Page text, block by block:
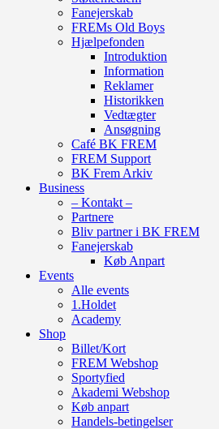
Fanejerskab
FREMs Old Boys
Hjælpefonden
Introduktion
Information
Reklamer
Historikken
Vedtægter
Ansøgning
Café BK FREM
FREM Support
BK Frem Arkiv
Business
– Kontakt –
Partnere
Bliv partner i BK FREM
Fanejerskab
Køb Anpart
Events
Alle events
1.Holdet
Academy
Shop
Billet/Kort
FREM Webshop
Sportyfied
Akademi Webshop
Køb anpart
Handels-betingelser